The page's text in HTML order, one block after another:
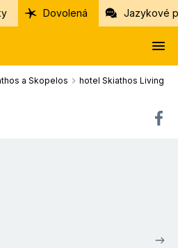
Dovolená Jazykové
a Skopelos hotel Skiathos Living